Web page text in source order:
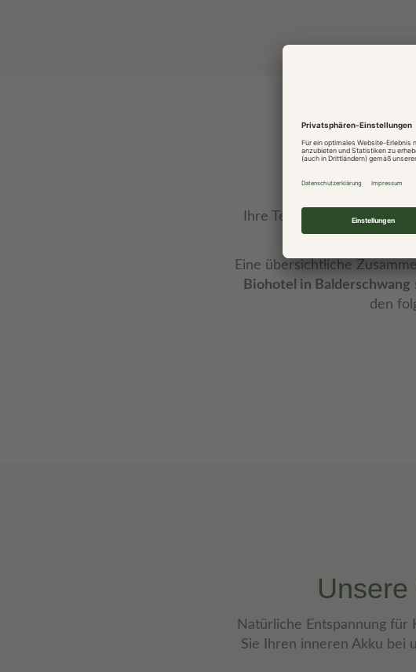
Ihre Termine können Sie
Ihres
Eine übersichtliche
Biohotel in Balderschwang
den
Unsere
Natürliche Entspannung für
Sie Ihren inneren Akku bei